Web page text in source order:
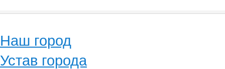
Наш город
Устав города